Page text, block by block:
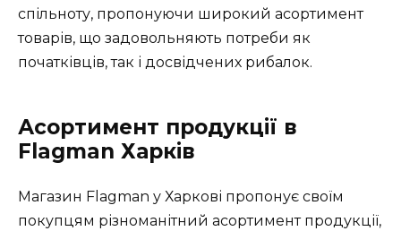
спільноту, пропонуючи широкий асортимент
товарів, що задовольняють потреби як
початківців, так і досвідчених рибалок.
Асортимент продукції в
Flagman Харків
Магазин Flagman у Харкові пропонує своїм
покупцям різноманітний асортимент продукції,